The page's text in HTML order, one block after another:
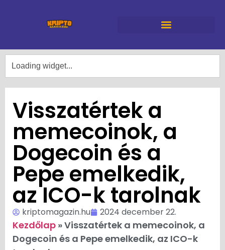
Visszatértek a
memecoinok, a
Dogecoin és a
Pepe emelkedik,
az ICO-k tarolnak
kriptomagazin.hu 2024 december 22.
Kezdőlap »Visszatértek a memecoinok, a
Dogecoin és a Pepe emelkedik, az ICO-k